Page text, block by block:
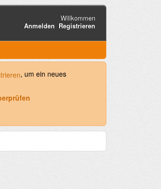
Willkommen
Anmelden Registrieren
, um ein neues